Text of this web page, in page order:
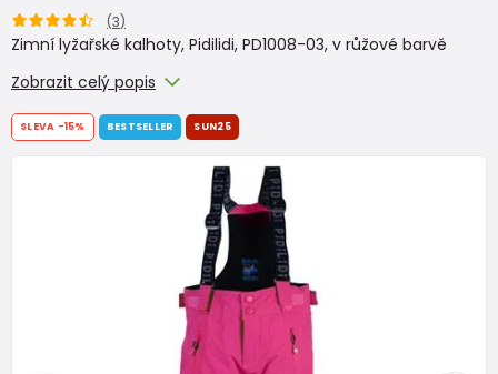
(3)
Zimní lyžařské kalhoty, Pidilidi, PD1008-03, v růžové barvě
Zobrazit celý popis
SLEVA -15% BESTSELLER SUN25